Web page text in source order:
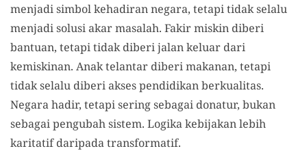
menjadi simbol kehadiran negara, tetapi tidak selalu
menjadi solusi akar masalah. Fakir miskin diberi
bantuan, tetapi tidak diberi jalan keluar dari
kemiskinan. Anak telantar diberi makanan, tetapi
tidak selalu diberi akses pendidikan berkualitas.
Negara hadir, tetapi sering sebagai donatur, bukan
sebagai pengubah sistem. Logika kebijakan lebih
karitatif daripada transformatif.